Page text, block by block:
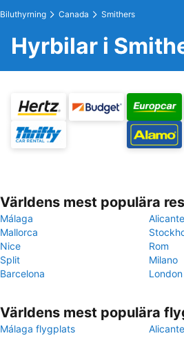
Biluthyrning Canada Smithers
Hyrbilar i
Världens mest populära
Málaga
Alicante
Mallorca
Nice
Rom
Split
Milano
Barcelona
London
Världens mest populära
Málaga flygplats